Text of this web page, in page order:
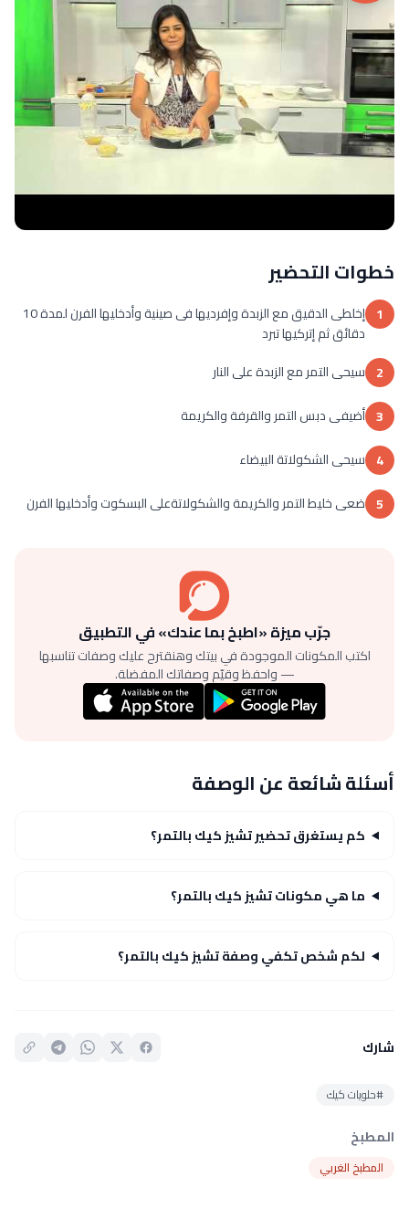
خطوات التحضير
1
إخلطى الدقيق مع الزبدة وإفرديها فى صينية وأدخليها الفرن لمدة 10
دقائق ثم إتركيها تبرد
2 سيحى التمر مع الزبدة على النار
3 أضيفى دبس التمر والقرفة والكريمة
4 سيحى الشكولاتة البيضاء
5 ضعى خليط التمر والكريمة والشكولاتةعلى البسكوت وأدخليها الفرن
جرّب ميزة «اطبخ بما عندك» في التطبيق
اكتب المكونات الموجودة في بيتك وهنقترح عليك وصفات تناسبها
— واحفظ وقيّم وصفاتك المفضلة.
أسئلة شائعة عن الوصفة
كم يستغرق تحضير تشيز كيك بالتمر؟
ما هي مكونات تشيز كيك بالتمر؟
لكم شخص تكفي وصفة تشيز كيك بالتمر؟
شارك
#حلويات كيك
المطبخ
المطبخ الغربي